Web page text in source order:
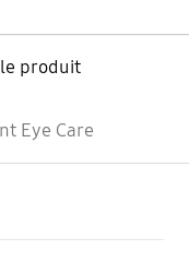
produit
Eye Care